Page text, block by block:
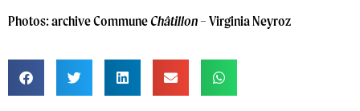
Photos: archive CommuneChâtillon – Virginia Neyroz